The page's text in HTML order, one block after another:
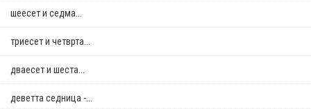
шеесет и седма...
триесет и четврта...
дваесет и шеста...
деветта седница -...